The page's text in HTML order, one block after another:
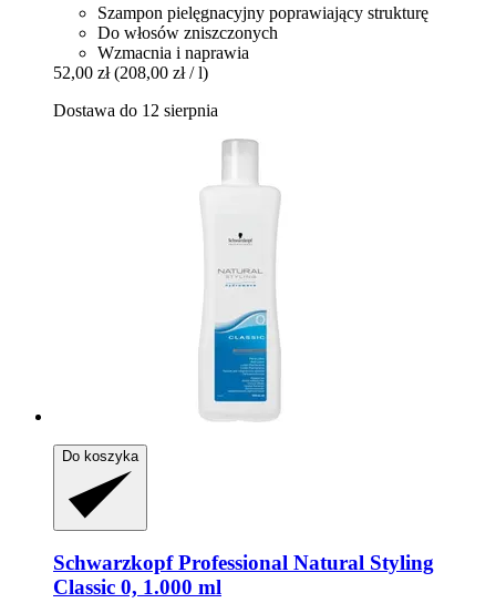
Szampon pielęgnacyjny poprawiający strukturę
Do włosów zniszczonych
Wzmacnia i naprawia
52,00 zł (208,00 zł / l)
Dostawa do 12 sierpnia
Do koszyka
Schwarzkopf Professional Natural Styling
Classic 0, 1.000 ml